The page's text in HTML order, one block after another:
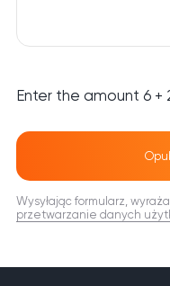
Enter the amount 6 +
Wysyłając formularz,
przetwarzanie danych